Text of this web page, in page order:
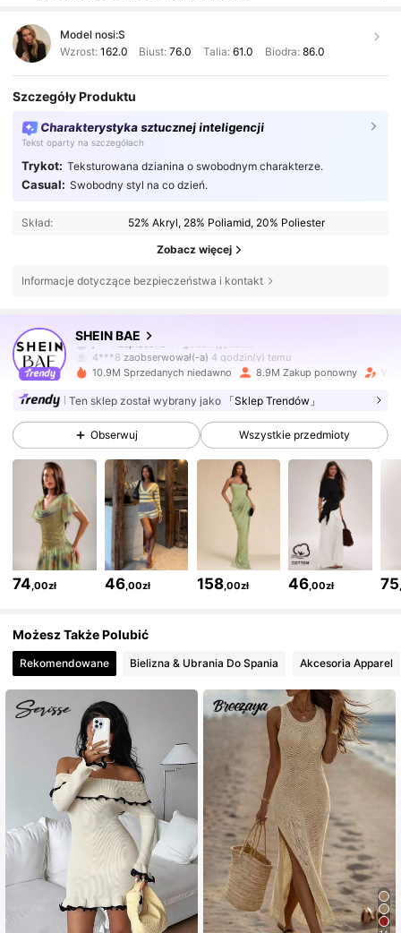
Model nosi:S
Wzrost: 162.0 Biust:76.0 Talia: 61.0 Biodra: 86.0
Szczegóły Produktu
Charakterystyka sztucznej inteligencji
Tekst oparty na szczegółach
Trykot: Teksturowana dzianina o swobodnym charakterze.
Casual: Swobodny styl na co dzień.
Skład: 52% Akryl, 28% Poliamid, 20% Poliester
Zobacz więcej
Informacje dotyczące bezpieczeństwa i kontakt
SHEIN BAE
4***8 zaobserwował(-a) 4 godzin(y) temu
2.7M Obserwujący
4,83 2.7M Obserwujący
4,83 2.7M Obserwujący
4,83 2.7M Obserwujący
4,83 2.7M Obserwujący
2.7M Obserwujący
4,83 2.7M Obserwujący
10.9M Sprzedanych niedawno 8.9M Zakup ponowny
Ten sklep został wybrany jako 「Sklep Trendów」
Obserwuj Wszystkie przedmioty
74 ,00zł 46 ,00zł 158,00zł 46 ,00zł 75
Możesz Także Polubić
Rekomendowane Bielizna & Ubrania Do Spania Akcesoria Apparel